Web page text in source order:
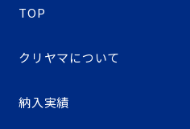
TOP
クリヤマについて
納入実績